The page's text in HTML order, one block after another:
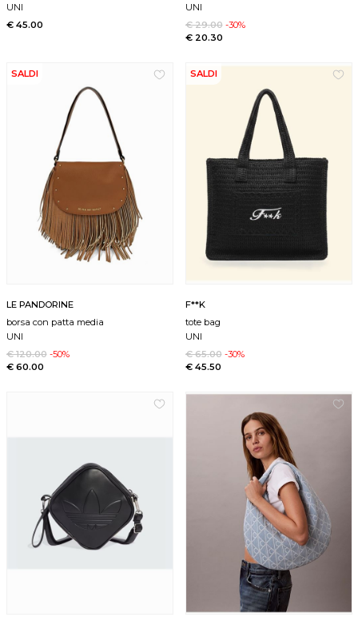
UNI
€ 45.00
UNI
€ 29.00 -30%
€ 20.30
SALDI
LE PANDORINE
borsa con patta media
UNI
€ 120.00 -50%
€ 60.00
SALDI
F**K
tote bag
UNI
€ 65.00 -30%
€ 45.50